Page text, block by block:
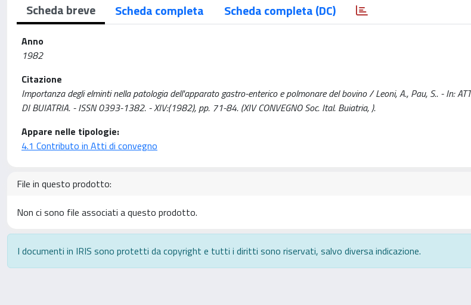
Scheda breve Scheda completa Scheda completa (DC)
Anno
1982
Citazione
Importanza degli elminti nella patologia dell'apparato gastro-enterico e polmonare del bovino / Leoni, A., Pau, S.. - In:
DI BUIATRIA. - ISSN 0393-1382. - XIV:(1982), pp. 71-84. (XIV CONVEGNO Soc. Ital. Buiatria, ).
Appare nelle tipologie:
4.1 Contributo in Atti di convegno
File in questo prodotto:
Non ci sono file associati a questo prodotto.
I documenti in IRIS sono protetti da copyright e tutti i diritti sono riservati, salvo diversa indicazione.